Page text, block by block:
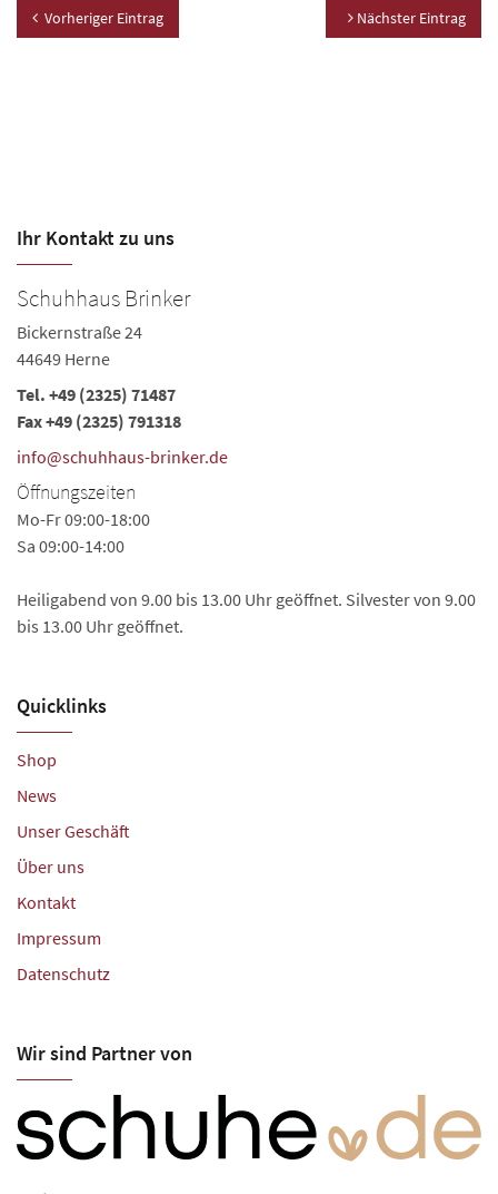
Vorheriger Eintrag Nächster Eintrag
Ihr Kontakt zu uns
Schuhhaus Brinker
Bickernstraße 24
44649 Herne
Tel. +49 (2325) 71487
Fax +49 (2325) 791318
info@schuhhaus-brinker.de
Öffnungszeiten
Mo-Fr 09:00-18:00
Sa 09:00-14:00
Heiligabend von 9.00 bis 13.00 Uhr geöffnet. Silvester von 9.00
bis 13.00 Uhr geöffnet.
Quicklinks
Shop
News
Unser Geschäft
Über uns
Kontakt
Impressum
Datenschutz
Wir sind Partner von